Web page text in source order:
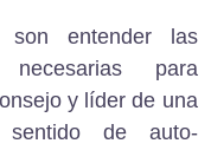
entender las
para
y líder de una
sentido de auto-